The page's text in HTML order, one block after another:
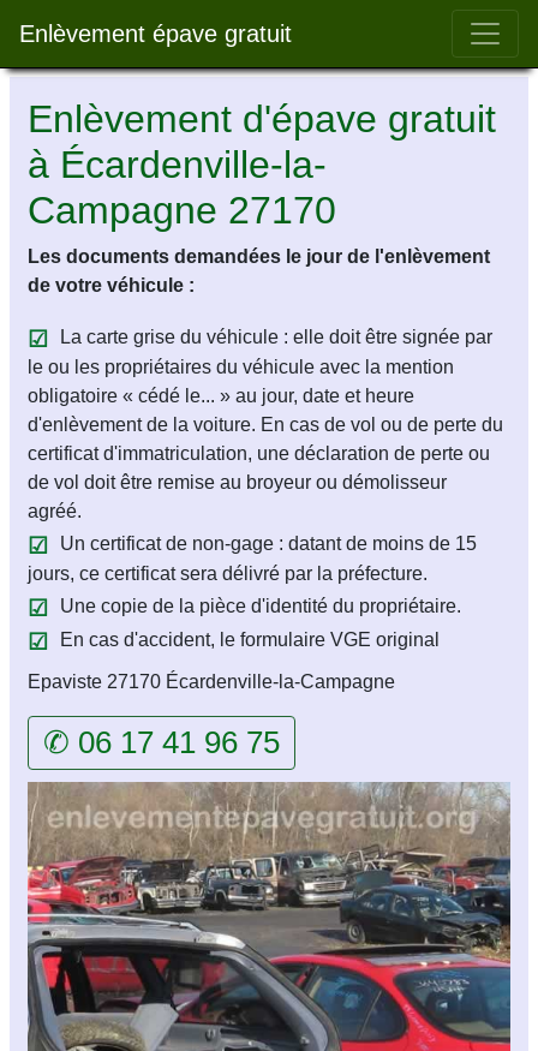
Enlèvement épave gratuit Bar
Enlèvement d'épave gratuit
à Écardenville-la-
Campagne 27170
Les documents demandées le jour de l'enlèvement
de votre véhicule :
La carte grise du véhicule : elle doit être signée par
le ou les propriétaires du véhicule avec la mention
obligatoire « cédé le... » au jour, date et heure
d'enlèvement de la voiture. En cas de vol ou de perte du
certificat d'immatriculation, une déclaration de perte ou
de vol doit être remise au broyeur ou démolisseur
agréé.
Un certificat de non-gage : datant de moins de 15
jours, ce certificat sera délivré par la préfecture.
Une copie de la pièce d'identité du propriétaire.
En cas d'accident, le formulaire VGE original
Epaviste 27170 Écardenville-la-Campagne
✆ 06 17 41 96 75